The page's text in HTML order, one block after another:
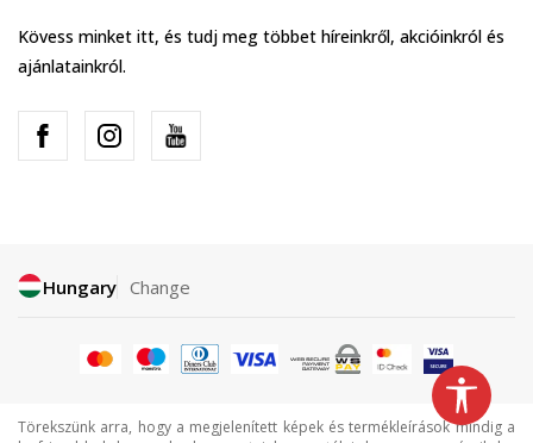
Kövess minket itt, és tudj meg többet híreinkről, akcióinkról és
ajánlatainkról.
Hungary Change
Törekszünk arra, hogy a megjelenített képek és termékleírások mindig a